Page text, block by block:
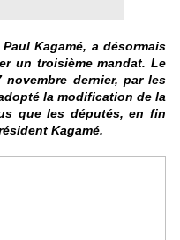
Kagamé, a désormais
un troisième mandat. Le
dernier, par les
la modification de la
que les députés, en fin
Kagamé.